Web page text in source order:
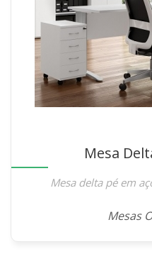
Mesa
Mesa delta pé em
Mesas